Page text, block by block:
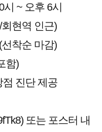
시 ~ 오후 6시
현역 인근)
착순 마감)
함)
점 진단 제공
또는 포스터 내